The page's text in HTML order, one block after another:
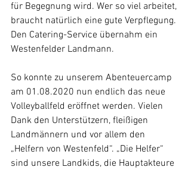
für Begegnung wird. Wer so viel arbeitet,
braucht natürlich eine gute Verpflegung.
Den Catering-Service übernahm ein
Westenfelder Landmann.
So konnte zu unserem Abenteuercamp
am 01.08.2020 nun endlich das neue
Volleyballfeld eröffnet werden. Vielen
Dank den Unterstützern, fleißigen
Landmännern und vor allem den
„Helfern von Westenfeld“. „Die Helfer“
sind unsere Landkids, die Hauptakteure